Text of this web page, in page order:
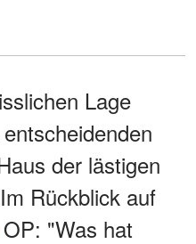
Lage
der lästigen
Rückblick auf
OP: "Was hat